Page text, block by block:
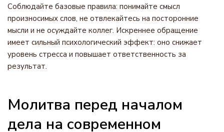
Соблюдайте базовые правила: понимайте смысл
произносимых слов, не отвлекайтесь на посторонние
мысли и не осуждайте коллег. Искреннее обращение
имеет сильный психологический эффект: оно снижает
уровень стресса и повышает ответственность за
результат.
Молитва перед началом
дела на современном